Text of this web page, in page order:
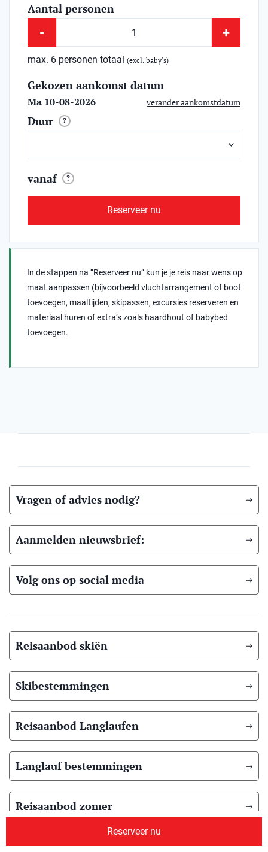
Aantal personen
- +
max. 6 personen totaal (excl. baby's)
Gekozen aankomst datum
Ma 10-08-2026 verander aankomstdatum
Duur ?
vanaf ?
Reserveer nu
In de stappen na “Reserveer nu” kun je je reis naar wens op
maat aanpassen (bijvoorbeeld vluchtarrangement of boot
toevoegen, maaltijden, skipassen, excursies reserveren en
materiaal huren of extra’s zoals haardhout of babybed
toevoegen.
Reserveer nu
Vragen of advies nodig?
Aanmelden nieuwsbrief:
Volg ons op social media
Reisaanbod skiën
Skibestemmingen
Reisaanbod Langlaufen
Langlauf bestemmingen
Reisaanbod zomer
Overig reisaanbod